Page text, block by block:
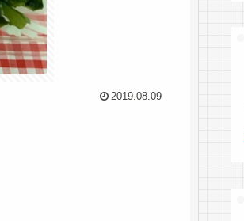
2019.08.09